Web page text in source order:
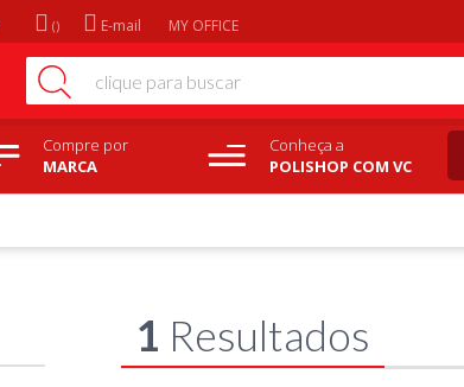
E-mail MY OFFICE
Compre por
MARCA
Conheça a
POLISHOP COM VC
1 Resultados